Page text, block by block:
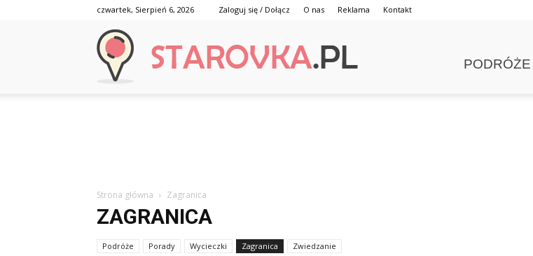
czwartek, Sierpień 6, 2026 Zaloguj się / Dołącz O nas Reklama Kontakt
PODRÓŻE
Strona główna Zagranica
ZAGRANICA
Podróże Porady Wycieczki Zagranica Zwiedzanie